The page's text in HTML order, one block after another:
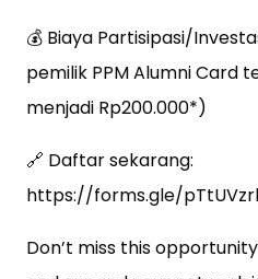
💰 Biaya Partisipasi/
pemilik PPM Alumni Card
menjadi Rp200.000*)
🔗 Daftar sekarang:
https://forms.gle/
Don’t miss this